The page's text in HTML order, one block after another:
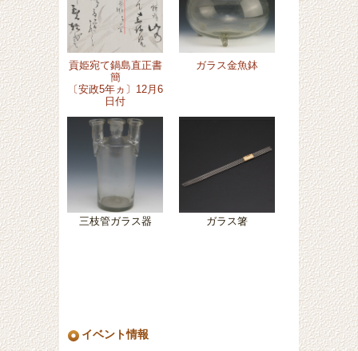
貢姫宛て鍋島直正書
簡
〔安政5年ヵ〕12月6
日付
ガラス金魚鉢
三枝管ガラス器 ガラス箸
イベント情報